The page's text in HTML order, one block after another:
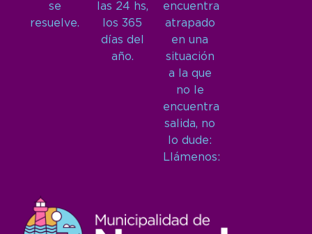
se
resuelve.
las 24 hs,
los 365
días del
año.
encuentra
atrapado
en una
situación
a la que
no le
encuentra
salida, no
lo dude:
Llámenos: